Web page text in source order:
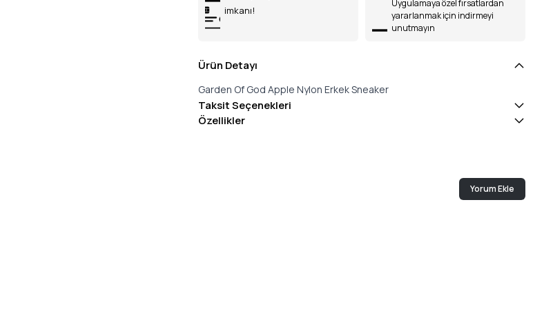
imkanı!
Uygulamaya özel fırsatlardan
yararlanmak için indirmeyi
unutmayın
Ürün Detayı
Garden Of God Apple Nylon Erkek Sneaker
Taksit Seçenekleri
Özellikler
Yorum Ekle